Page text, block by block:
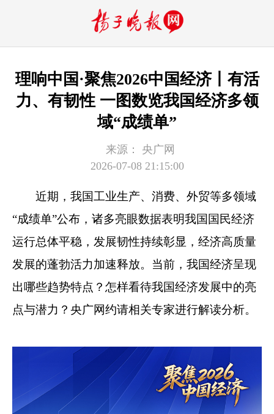
理响中国·聚焦2026中国经济丨有活
力、有韧性 一图数览我国经济多领
域“成绩单”
来源：
央广网
2026-07-08 21:15:00
近期，我国工业生产、消费、外贸等多领域
“成绩单”公布，诸多亮眼数据表明我国国民经济
运行总体平稳，发展韧性持续彰显，经济高质量
发展的蓬勃活力加速释放。当前，我国经济呈现
出哪些趋势特点？怎样看待我国经济发展中的亮
点与潜力？央广网约请相关专家进行解读分析。